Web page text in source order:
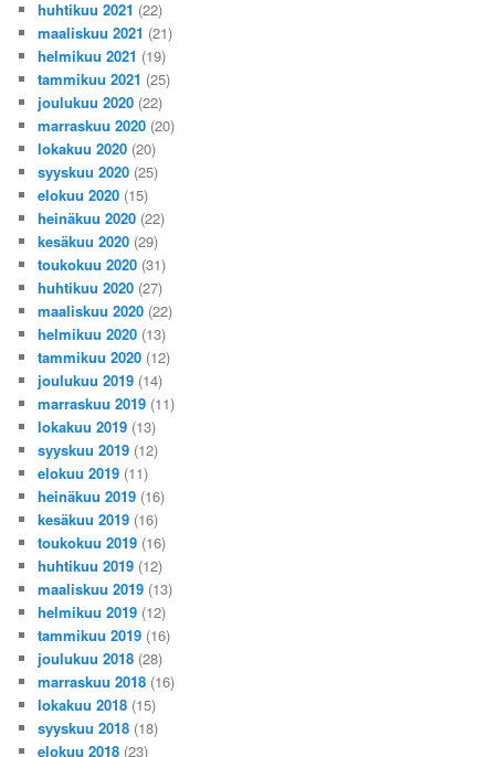
huhtikuu 2021 (22)
maaliskuu 2021 (21)
helmikuu 2021 (19)
tammikuu 2021 (25)
joulukuu 2020 (22)
marraskuu 2020 (20)
lokakuu 2020 (20)
syyskuu 2020 (25)
elokuu 2020 (15)
heinäkuu 2020 (22)
kesäkuu 2020 (29)
toukokuu 2020 (31)
huhtikuu 2020 (27)
maaliskuu 2020 (22)
helmikuu 2020 (13)
tammikuu 2020 (12)
joulukuu 2019 (14)
marraskuu 2019 (11)
lokakuu 2019 (13)
syyskuu 2019 (12)
elokuu 2019 (11)
heinäkuu 2019 (16)
kesäkuu 2019 (16)
toukokuu 2019 (16)
huhtikuu 2019 (12)
maaliskuu 2019 (13)
helmikuu 2019 (12)
tammikuu 2019 (16)
joulukuu 2018 (28)
marraskuu 2018 (16)
lokakuu 2018 (15)
syyskuu 2018 (18)
elokuu 2018 (23)